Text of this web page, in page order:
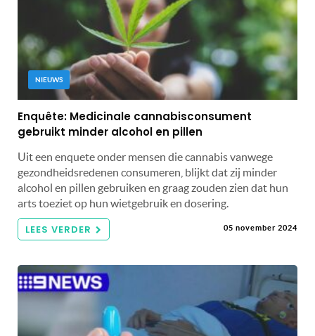
NIEUWS
Enquête: Medicinale cannabisconsument
gebruikt minder alcohol en pillen
Uit een enquete onder mensen die cannabis vanwege
gezondheidsredenen consumeren, blijkt dat zij minder
alcohol en pillen gebruiken en graag zouden zien dat hun
arts toeziet op hun wietgebruik en dosering.
LEES VERDER 05 november 2024